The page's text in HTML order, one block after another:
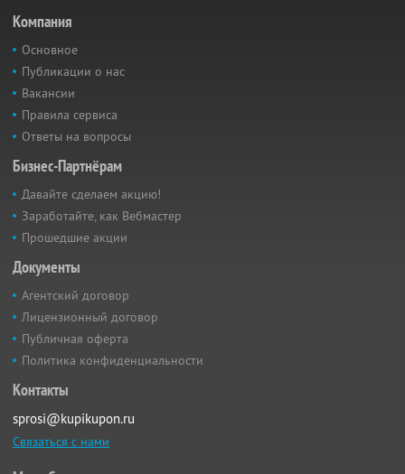
Компания
Основное
Публикации о нас
Вакансии
Правила сервиса
Ответы на вопросы
Бизнес-Партнёрам
Давайте сделаем акцию!
Заработайте, как Вебмастер
Прошедшие акции
Документы
Агентский договор
Лицензионный договор
Публичная оферта
Политика конфиденциальности
Контакты
sprosi@kupikupon.ru
Связаться с нами